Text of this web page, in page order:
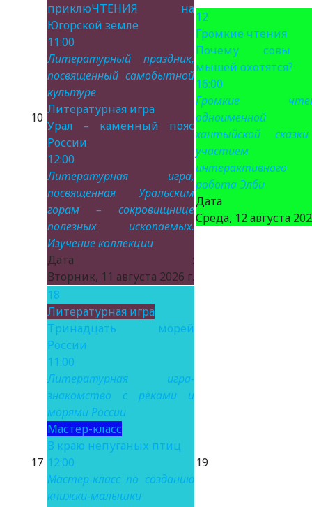
10
приклюЧТЕНИЯ на
Югорской земле
11:00
Литературный праздник,
посвященный самобытной
культуре
Литературная игра
Урал – каменный пояс
России
12:00
Литературная игра,
посвященная Уральским
горам – сокровищнице
полезных ископаемых.
Изучение коллекции
Дата :
Вторник, 11 августа 2026 г.
12
Громкие чтения
Почему совы
мышей охотятся?
16:00
Громкие
одноименной
хантыйской
участием
интерактивного
робота Элби
Дата
Среда, 12 августа
17
18
Литературная игра
Тринадцать морей
России
11:00
Литературная игра-
знакомство с реками и
морями России
Мастер-класс
В краю непуганых птиц
12:00
Мастер-класс по созданию
книжки-малышки
19